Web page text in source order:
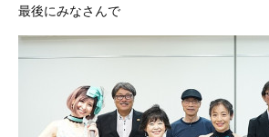
最後にみなさんで